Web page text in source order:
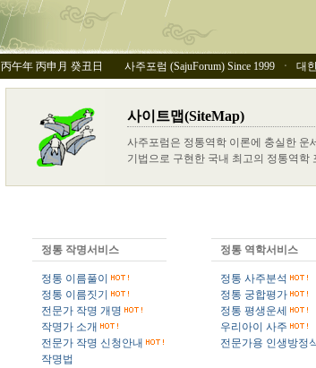
丙午年 丙申月 癸丑日 사주포럼 (SajuForum) Since 1999 ㆍ 대
사이트맵(SiteMap)
사주포럼은 정통역학 이론에 충실한 운
기법으로 구현한 국내 최고의 정통역학
정통 작명서비스
정통 이름풀이
정통 이름짓기
전문가 작명 개명
작명가 소개
전문가 작명 신청안내
작명법
정통 역학서비스
정통 사주분석
정통 궁합평가
정통 평생운세
우리아이 사주
전문가용 인생방정